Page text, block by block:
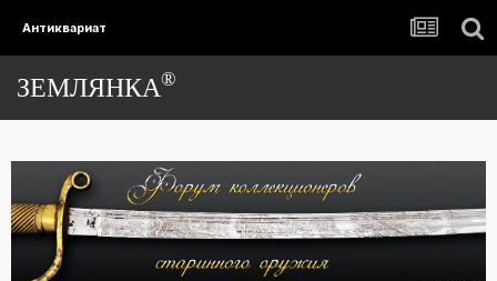
Антиквариат
ЗЕМЛЯНКА®